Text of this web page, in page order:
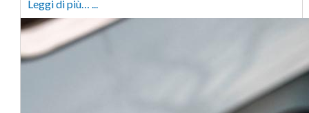
Leggi di più… ...